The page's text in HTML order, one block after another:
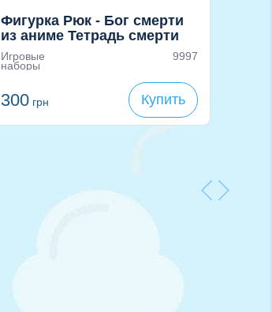
Фигурка Рюк - Бог смерти
из аниме Тетрадь смерти
(Death Note), 20см
Игровые
наборы
9997
300грн Купить